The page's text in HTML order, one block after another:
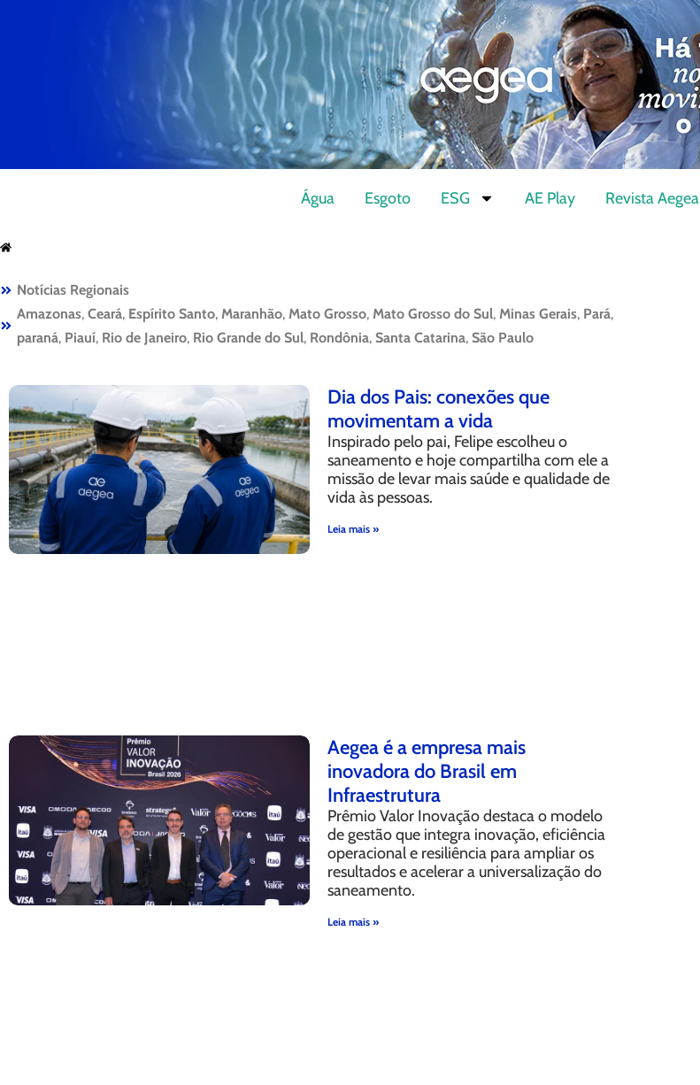
Água Esgoto ESG AE Play Revista Aegea
Notícias Regionais
Amazonas, Ceará, Espírito Santo, Maranhão, Mato Grosso, Mato Grosso do Sul, Minas Gerais, Pará,
paraná, Piauí, Rio de Janeiro, Rio Grande do Sul, Rondônia, Santa Catarina, São Paulo
Dia dos Pais: conexões que
movimentam a vida
Inspirado pelo pai, Felipe escolheu o
saneamento e hoje compartilha com ele a
missão de levar mais saúde e qualidade de
vida às pessoas.
Leia mais »
Aegea é a empresa mais
inovadora do Brasil em
Infraestrutura
Prêmio Valor Inovação destaca o modelo
de gestão que integra inovação, eficiência
operacional e resiliência para ampliar os
resultados e acelerar a universalização do
saneamento.
Leia mais »